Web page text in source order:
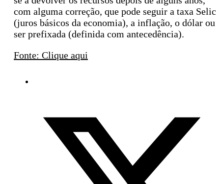
com alguma correção, que pode seguir a taxa Selic
(juros básicos da economia), a inflação, o dólar ou
ser prefixada (definida com antecedência).
Fonte: Clique aqui